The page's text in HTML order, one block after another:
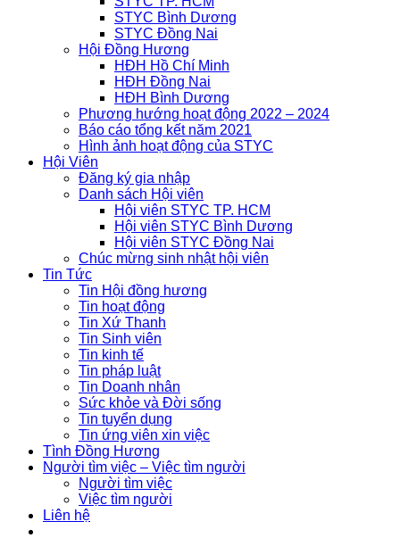
STYC Bình Dương
STYC Đồng Nai
Hội Đồng Hương
HĐH Hồ Chí Minh
HĐH Đồng Nai
HĐH Bình Dương
Phương hướng hoạt động 2022 – 2024
Báo cáo tổng kết năm 2021
Hình ảnh hoạt động của STYC
Hội Viên
Đăng ký gia nhập
Danh sách Hội viên
Hội viên STYC TP. HCM
Hội viên STYC Bình Dương
Hội viên STYC Đồng Nai
Chúc mừng sinh nhật hội viên
Tin Tức
Tin Hội đồng hương
Tin hoạt động
Tin Xứ Thanh
Tin Sinh viên
Tin kinh tế
Tin pháp luật
Tin Doanh nhân
Sức khỏe và Đời sống
Tin tuyển dụng
Tin ứng viên xin việc
Tình Đồng Hương
Người tìm việc – Việc tìm người
Người tìm việc
Việc tìm người
Liên hệ